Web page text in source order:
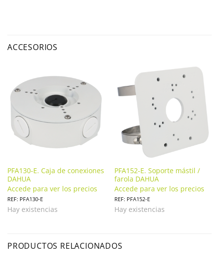
ACCESORIOS
PFA130-E. Caja de conexiones
DAHUA
Accede para ver los precios
REF: PFA130-E
Hay existencias
PFA152-E. Soporte mástil /
farola DAHUA
Accede para ver los precios
REF: PFA152-E
Hay existencias
PRODUCTOS RELACIONADOS